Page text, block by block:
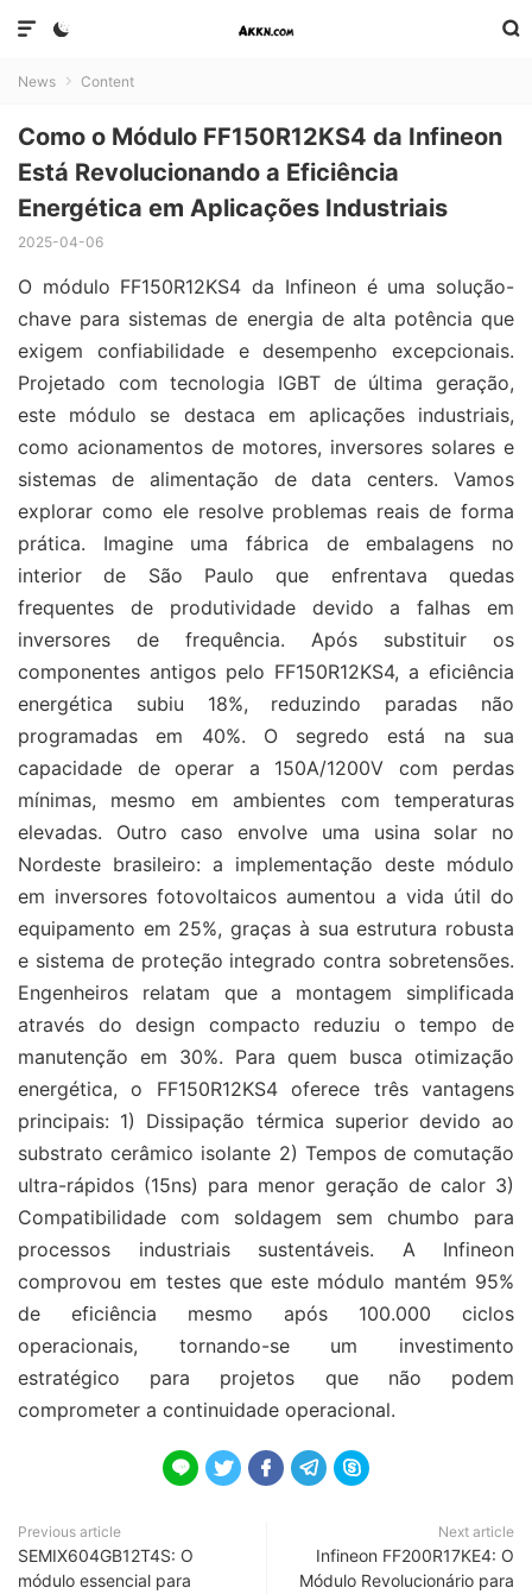



News  Content
Como o Módulo FF150R12KS4 da Infineon
Está Revolucionando a Eficiência
Energética em Aplicações Industriais
2025-04-06
O módulo FF150R12KS4 da Infineon é uma solução-
chave para sistemas de energia de alta potência que
exigem confiabilidade e desempenho excepcionais.
Projetado com tecnologia IGBT de última geração,
este módulo se destaca em aplicações industriais,
como acionamentos de motores, inversores solares e
sistemas de alimentação de data centers. Vamos
explorar como ele resolve problemas reais de forma
prática. Imagine uma fábrica de embalagens no
interior de São Paulo que enfrentava quedas
frequentes de produtividade devido a falhas em
inversores de frequência. Após substituir os
componentes antigos pelo FF150R12KS4, a eficiência
energética subiu 18%, reduzindo paradas não
programadas em 40%. O segredo está na sua
capacidade de operar a 150A/1200V com perdas
mínimas, mesmo em ambientes com temperaturas
elevadas. Outro caso envolve uma usina solar no
Nordeste brasileiro: a implementação deste módulo
em inversores fotovoltaicos aumentou a vida útil do
equipamento em 25%, graças à sua estrutura robusta
e sistema de proteção integrado contra sobretensões.
Engenheiros relatam que a montagem simplificada
através do design compacto reduziu o tempo de
manutenção em 30%. Para quem busca otimização
energética, o FF150R12KS4 oferece três vantagens
principais: 1) Dissipação térmica superior devido ao
substrato cerâmico isolante 2) Tempos de comutação
ultra-rápidos (15ns) para menor geração de calor 3)
Compatibilidade com soldagem sem chumbo para
processos industriais sustentáveis. A Infineon
comprovou em testes que este módulo mantém 95%
de eficiência mesmo após 100.000 ciclos
operacionais, tornando-se um investimento
estratégico para projetos que não podem
comprometer a continuidade operacional.
    
Previous article
SEMIX604GB12T4S: O
módulo essencial para
Next article
Infineon FF200R17KE4: O
Módulo Revolucionário para